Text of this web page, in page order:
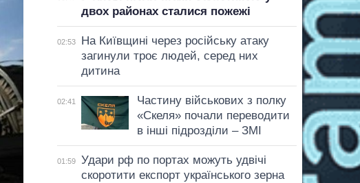
двох районах сталися пожежі
02:53
На Київщині через російську атаку
загинули троє людей, серед них
дитина
02:41
Частину військових з полку
«Скеля» почали переводити
в інші підрозділи – ЗМІ
01:59
Удари рф по портах можуть удвічі
скоротити експорт українського зерна